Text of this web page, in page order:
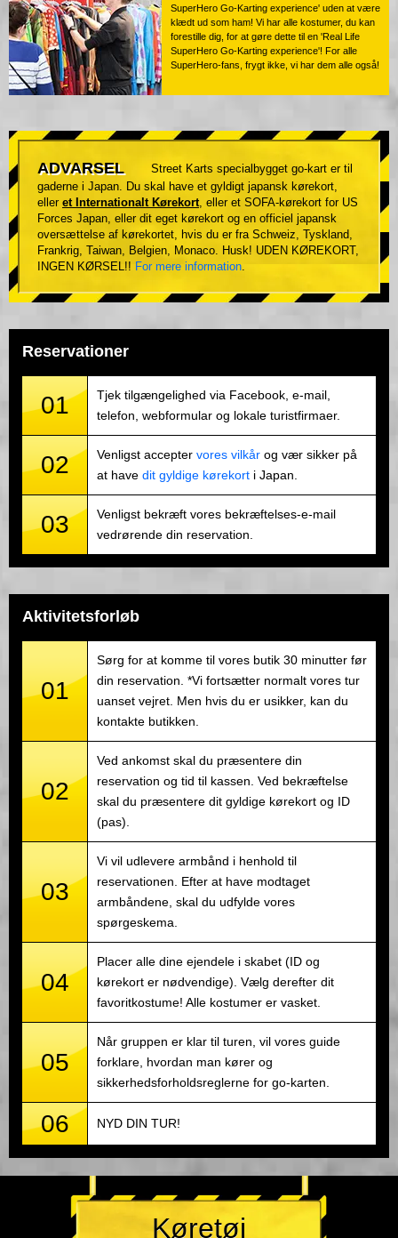
SuperHero Go-Karting experience' uden at være
klædt ud som ham! Vi har alle kostumer, du kan
forestille dig, for at gøre dette til en 'Real Life
SuperHero Go-Karting experience'! For alle
SuperHero-fans, frygt ikke, vi har dem alle også!
ADVARSEL
Street Karts specialbygget go-kart er til
gaderne i Japan. Du skal have et gyldigt japansk kørekort,
eller et Internationalt Kørekort, eller et SOFA-kørekort for US
Forces Japan, eller dit eget kørekort og en officiel japansk
oversættelse af kørekortet, hvis du er fra Schweiz, Tyskland,
Frankrig, Taiwan, Belgien, Monaco. Husk! UDEN KØREKORT,
INGEN KØRSEL!! For mere information.
Reservationer
01
Tjek tilgængelighed via Facebook, e-mail,
telefon, webformular og lokale turistfirmaer.
02 Venligst accepter vores vilkår og vær sikker på
at have dit gyldige kørekort i Japan.
03
Venligst bekræft vores bekræftelses-e-mail
vedrørende din reservation.
Aktivitetsforløb
01
Sørg for at komme til vores butik 30 minutter før
din reservation. *Vi fortsætter normalt vores tur
uanset vejret. Men hvis du er usikker, kan du
kontakte butikken.
02
Ved ankomst skal du præsentere din
reservation og tid til kassen. Ved bekræftelse
skal du præsentere dit gyldige kørekort og ID
(pas).
03
Vi vil udlevere armbånd i henhold til
reservationen. Efter at have modtaget
armbåndene, skal du udfylde vores
spørgeskema.
04
Placer alle dine ejendele i skabet (ID og
kørekort er nødvendige). Vælg derefter dit
favoritkostume! Alle kostumer er vasket.
05
Når gruppen er klar til turen, vil vores guide
forklare, hvordan man kører og
sikkerhedsforholdsreglerne for go-karten.
06 NYD DIN TUR!
Køretøj